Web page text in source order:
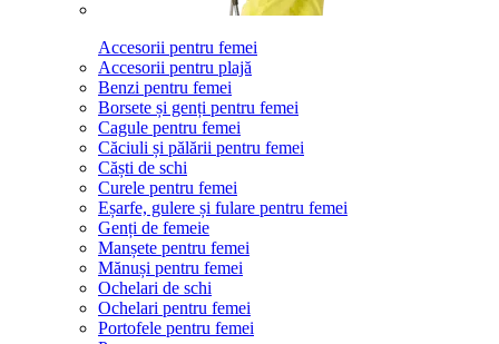
Accesorii pentru femei
Accesorii pentru plajă
Benzi pentru femei
Borsete și genți pentru femei
Cagule pentru femei
Căciuli și pălării pentru femei
Căști de schi
Curele pentru femei
Eșarfe, gulere și fulare pentru femei
Genți de femeie
Manșete pentru femei
Mănuși pentru femei
Ochelari de schi
Ochelari pentru femei
Portofele pentru femei